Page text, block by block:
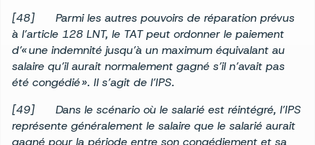
[48] Parmi les autres pouvoirs de réparation prévus
à l’article 128 LNT, le TAT peut ordonner le paiement
d’« une indemnité jusqu’à un maximum équivalant au
salaire qu’il aurait normalement gagné s’il n’avait pas
été congédié ». Il s’agit de l’IPS.
[49] Dans le scénario où le salarié est réintégré, l’IPS
représente généralement le salaire que le salarié aurait
gagné pour la période entre son congédiement et sa